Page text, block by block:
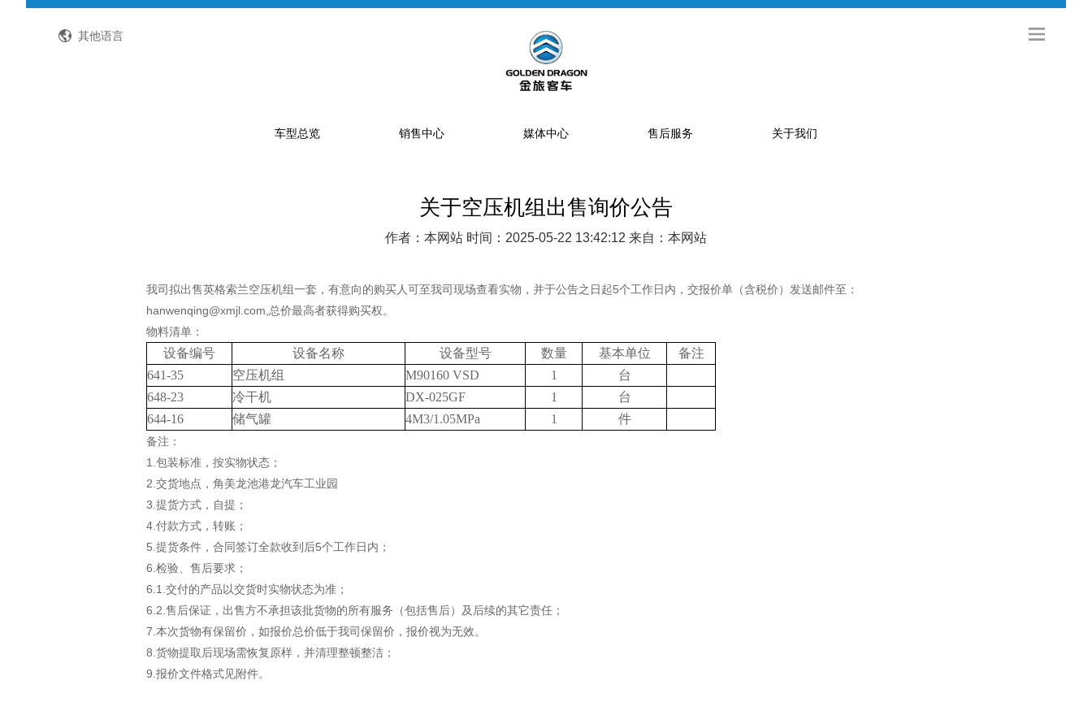
其他语言
车型总览 销售中心 媒体中心 售后服务 关于我们
校车
特种车
提车流程
销售网点
大中巴经销商
新闻资讯
精彩视频
售后网点
特约服务站
配件库
配件特许销售商
感心服务
社会招聘
关于空压机组出售询价公告
作者：本网站 时间：2025-05-22 13:42:12 来自：本网站
我司拟出售英格索兰空压机组一套，有意向的购买人可至我司现场查看实物，并于公告之日起5个工作日内，交报价单（含税价）发送邮件至：
hanwenqing@xmjl.com,总价最高者获得购买权。
物料清单：
设备编号 设备名称 设备型号 数量 基本单位
备注
641-35
空压机组 M90160 VSD 1
台
648-23
冷干机 DX-025GF 1
台
644-16
储气罐 4M3/1.05MPa 1 件
备注：
1.包装标准，按实物状态；
2.交货地点，角美龙池港龙汽车工业园
3.提货方式，自提；
4.付款方式，转账；
5.提货条件，合同签订全款收到后5个工作日内；
6.检验、售后要求；
6.1.交付的产品以交货时实物状态为准；
6.2.售后保证，出售方不承担该批货物的所有服务（包括售后）及后续的其它责任；
7.本次货物有保留价，如报价总价低于我司保留价，报价视为无效。
8.货物提取后现场需恢复原样，并清理整顿整洁；
9.报价文件格式见附件。